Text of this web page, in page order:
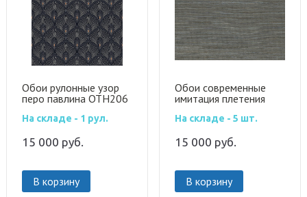
Обои рулонные узор
перо павлина OTH206
На складе - 1 рул.
15 000 руб.
В корзину
Обои современные
имитация плетения
На складе - 5 шт.
15 000 руб.
В корзину